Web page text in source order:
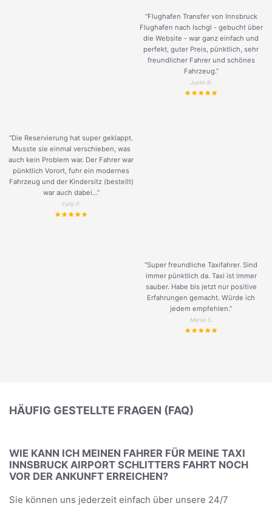
“Flughafen Transfer von Innsbruck
Flughafen nach Ischgl - gebucht über
die Website - war ganz einfach und
perfekt, guter Preis, pünktlich, sehr
freundlicher Fahrer und schönes
Fahrzeug.”
Justin B.
“Die Reservierung hat super geklappt.
Musste sie einmal verschieben, was
auch kein Problem war. Der Fahrer war
pünktlich Vorort, fuhr ein modernes
Fahrzeug und der Kindersitz (bestellt)
war auch dabei...”
Yuriy P.
“Super freundliche Taxifahrer. Sind
immer pünktlich da. Taxi ist immer
sauber. Habe bis jetzt nur positive
Erfahrungen gemacht. Würde ich
jedem empfehlen.”
Merve S.
HÄUFIG GESTELLTE FRAGEN (FAQ)
WIE KANN ICH MEINEN FAHRER FÜR MEINE TAXI
INNSBRUCK AIRPORT SCHLITTERS FAHRT NOCH
VOR DER ANKUNFT ERREICHEN?
Sie können uns jederzeit einfach über unsere 24/7